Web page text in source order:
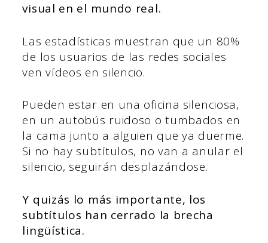
visual en el mundo real.
Las estadísticas muestran que un 80%
de los usuarios de las redes sociales
ven vídeos en silencio.
Pueden estar en una oficina silenciosa,
en un autobús ruidoso o tumbados en
la cama junto a alguien que ya duerme.
Si no hay subtítulos, no van a anular el
silencio, seguirán desplazándose.
Y quizás lo más importante, los
subtítulos han cerrado la brecha
lingüística.